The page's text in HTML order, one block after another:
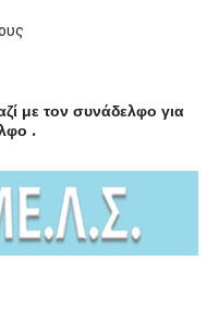
με τον συνάδελφο για
.